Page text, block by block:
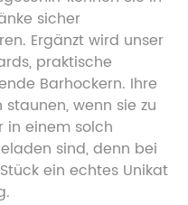
sicher
Ergänzt wird unser
praktische
Barhockern. Ihre
wenn sie zu
in einem solch
sind, denn bei
Stück ein echtes Unikat